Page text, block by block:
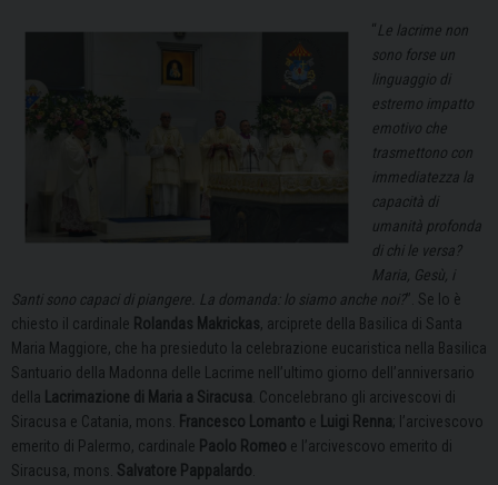
“Le lacrime non
sono forse un
linguaggio di
estremo impatto
emotivo che
trasmettono con
immediatezza la
capacità di
umanità profonda
di chi le versa?
Maria, Gesù, i
Santi sono capaci di piangere. La domanda: lo siamo anche noi?”. Se lo è
chiesto il cardinale Rolandas Makrickas, arciprete della Basilica di Santa
Maria Maggiore, che ha presieduto la celebrazione eucaristica nella Basilica
Santuario della Madonna delle Lacrime nell’ultimo giorno dell’anniversario
della Lacrimazione di Maria a Siracusa. Concelebrano gli arcivescovi di
Siracusa e Catania, mons. Francesco Lomanto e Luigi Renna; l’arcivescovo
emerito di Palermo, cardinale Paolo Romeo e l’arcivescovo emerito di
Siracusa, mons. Salvatore Pappalardo.